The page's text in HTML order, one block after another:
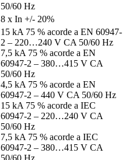
50/60 Hz
8 x In +/- 20%
15 kA 75 % acorde a EN 60947-
2 – 220…240 V CA 50/60 Hz
7,5 kA 75 % acorde a EN
60947-2 – 380…415 V CA
50/60 Hz
4,5 kA 75 % acorde a EN
60947-2 – 440 V CA 50/60 Hz
15 kA 75 % acorde a IEC
60947-2 – 220…240 V CA
50/60 Hz
7,5 kA 75 % acorde a IEC
60947-2 – 380…415 V CA
50/60 Hz